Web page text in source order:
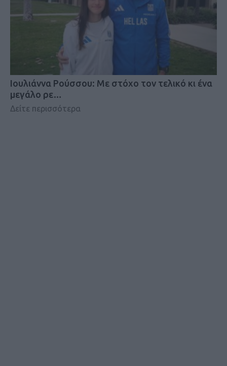
Iουλιάννα Ρούσσου: Με στόχο τον τελικό κι ένα
μεγάλο ρε…
Δείτε περισσότερα